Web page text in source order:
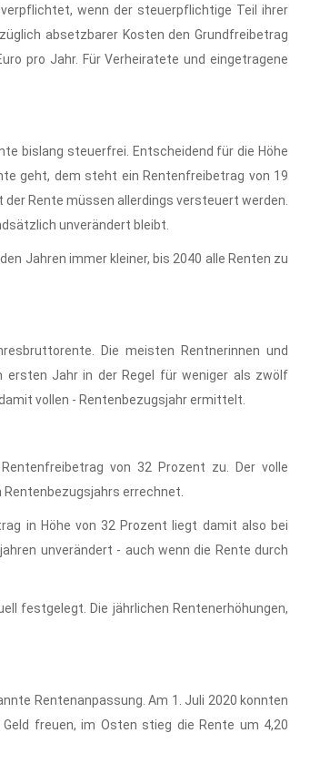
wenn der steuerpflichtige Teil ihrer
absetzbarer Kosten den Grundfreibetrag
pro Jahr. Für Verheiratete und eingetragene
bislang steuerfrei. Entscheidend für die Höhe
geht, dem steht ein Rentenfreibetrag von 19
Rente müssen allerdings versteuert werden.
unverändert bleibt.
Jahren immer kleiner, bis 2040 alle Renten zu
Die meisten Rentnerinnen und
ersten Jahr in der Regel für weniger als zwölf
vollen - Rentenbezugsjahr ermittelt.
von 32 Prozent zu. Der volle
errechnet.
in Höhe von 32 Prozent liegt damit also bei
unverändert - auch wenn die Rente durch
festgelegt. Die jährlichen Rentenerhöhungen,
Rentenanpassung. Am 1. Juli 2020 konnten
freuen, im Osten stieg die Rente um 4,20